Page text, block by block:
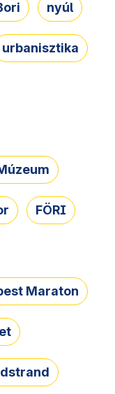
nyúl
urbanisztika
FÖRI
Maraton